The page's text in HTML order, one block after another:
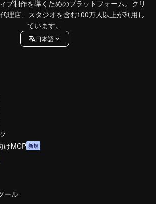
ブ制作を導くためのプラットフォーム。クリ
理店、スタジオを含む100万人以上が利用し
ています。
日本語
けMCP 新規
ール